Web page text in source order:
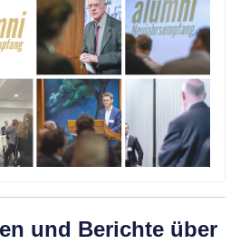
und Berichte über